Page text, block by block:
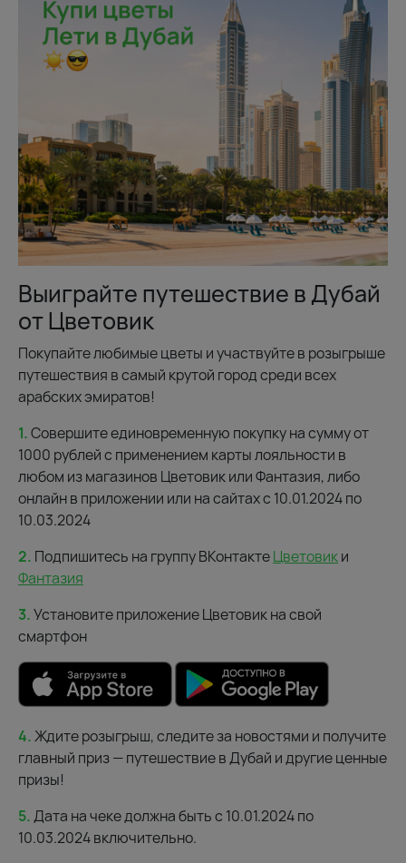
Выиграйте путешествие в Дубай
от Цветовик
Покупайте любимые цветы и участвуйте в розыгрыше
путешествия в самый крутой город среди всех
арабских эмиратов!
1.Совершите единовременную покупку на сумму от
1000 рублей с применением карты лояльности в
любом из магазинов Цветовик или Фантазия, либо
онлайн в приложении или на сайтах с 10.01.2024 по
10.03.2024
2. Подпишитесь на группу ВКонтактеЦветовики
Фантазия
3.Установите приложение Цветовик на свой
смартфон
4.Ждите розыгрыш, следите за новостями и получите
главный приз — путешествие в Дубай и другие ценные
призы!
5.Дата на чеке должна быть с 10.01.2024 по
10.03.2024 включительно.